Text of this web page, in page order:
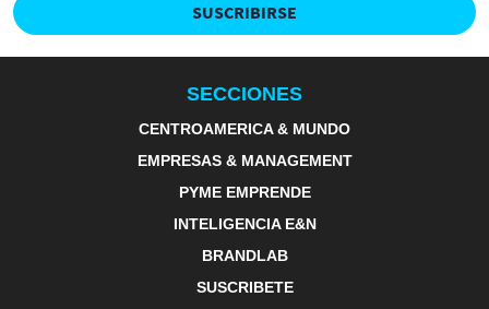
SUSCRIBIRSE
SECCIONES
CENTROAMERICA & MUNDO
EMPRESAS & MANAGEMENT
PYME EMPRENDE
INTELIGENCIA E&N
BRANDLAB
SUSCRIBETE